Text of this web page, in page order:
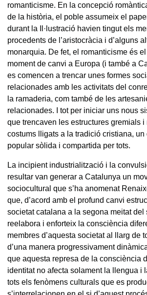
romanticisme. En la concepció
de la història, el poble assumeix el
durant la Il·lustració havien tingut els
procedents de l’aristocràcia i d’alguns
monarquia. De fet, el romanticisme és el
moment de canvi a Europa (i també a
es comencen a trencar unes formes
relacionades amb les activitats del
la ramaderia, com també de les
relacionades. I tot per iniciar uns nous
que trencaven les estructures gremials i
costums lligats a la tradició cristiana, un
popular sòlida i compartida per tots.
La incipient industrialització i la
resultar van generar a Catalunya un
sociocultural que s’ha anomenat
que, d’acord amb el profund canvi
societat catalana a la segona meitat del
reelabora i enforteix la consciència
membres d’aquesta societat al llarg de
d’una manera progressivament
que aquesta represa de la consciència
identitat no afecta solament la llengua i
tots els fenòmens culturals que es